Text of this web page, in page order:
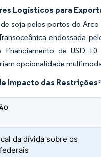
Logísticos para
soja pelos portos do
endossada
financiamento de USD
opcionalidade
Impacto das Restrições*
da dívida sobre os